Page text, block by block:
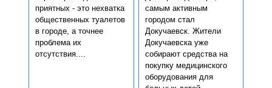
приятных - это нехватка
общественных туалетов
в городе, а точнее
проблема их
отсутствия....
самым активным
городом стал
Докучаевск. Жители
Докучаевска уже
собирают средства на
покупку медицинского
оборудования для